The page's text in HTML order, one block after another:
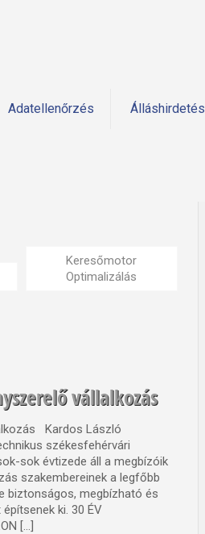
Adatellenőrzés Álláshirdetés
Keresőmotor
Optimalizálás
vállalkozás
Kardos László
székesfehérvári
sok évtizede áll a megbízóik
szakembereinek a legfőbb
biztonságos, megbízható és
ki. 30 ÉV
[…]